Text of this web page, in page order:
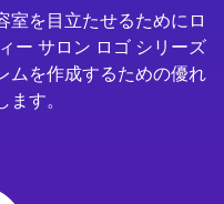
室を目立たせるためにロ
ー サロン ロゴ シリーズ
ムを作成するための優れ
す。